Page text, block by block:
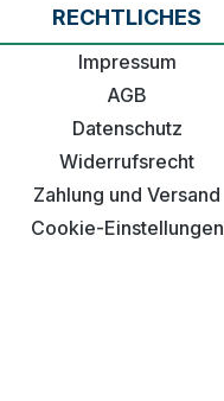
RECHTLICHES
Impressum
AGB
Datenschutz
Widerrufsrecht
Zahlung und Versand
Cookie-Einstellungen